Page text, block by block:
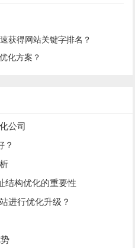
获得网站关键字排名？
化方案？
公司
？
结构优化的重要性
进行优化升级？